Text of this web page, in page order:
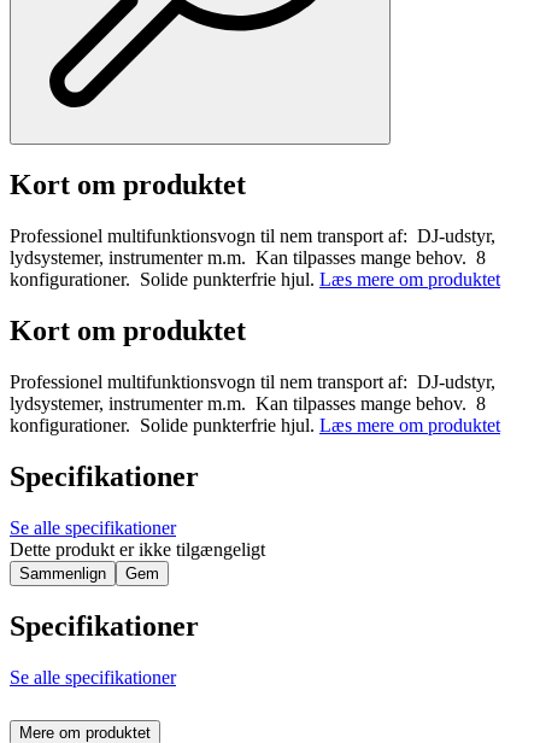
Kort om produktet
Professionel multifunktionsvogn til nem transport af: DJ-udstyr,
lydsystemer, instrumenter m.m. Kan tilpasses mange behov. 8
konfigurationer. Solide punkterfrie hjul. Læs mere om produktet
Kort om produktet
Professionel multifunktionsvogn til nem transport af: DJ-udstyr,
lydsystemer, instrumenter m.m. Kan tilpasses mange behov. 8
konfigurationer. Solide punkterfrie hjul. Læs mere om produktet
Specifikationer
Se alle specifikationer
Dette produkt er ikke tilgængeligt
Sammenlign Gem
Specifikationer
Se alle specifikationer
Mere om produktet